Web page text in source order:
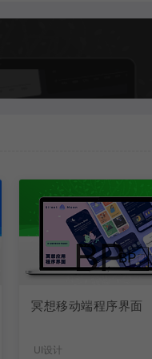
冥想移动端程序界面
UI设计